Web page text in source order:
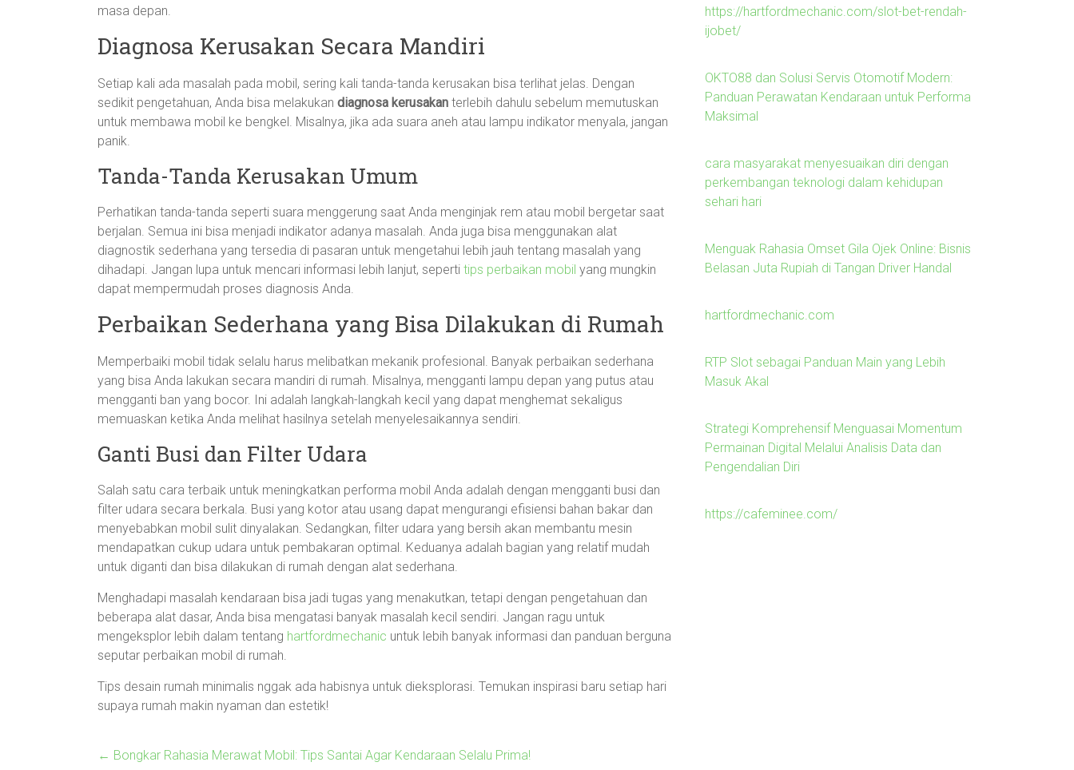
masa depan.
Diagnosa Kerusakan Secara Mandiri
Setiap kali ada masalah pada mobil, sering kali tanda-tanda kerusakan bisa terlihat jelas. Dengan
sedikit pengetahuan, Anda bisa melakukan diagnosa kerusakan terlebih dahulu sebelum memutuskan
untuk membawa mobil ke bengkel. Misalnya, jika ada suara aneh atau lampu indikator menyala, jangan
panik.
Tanda-Tanda Kerusakan Umum
Perhatikan tanda-tanda seperti suara menggerung saat Anda menginjak rem atau mobil bergetar saat
berjalan. Semua ini bisa menjadi indikator adanya masalah. Anda juga bisa menggunakan alat
diagnostik sederhana yang tersedia di pasaran untuk mengetahui lebih jauh tentang masalah yang
dihadapi. Jangan lupa untuk mencari informasi lebih lanjut, seperti tips perbaikan mobil yang mungkin
dapat mempermudah proses diagnosis Anda.
Perbaikan Sederhana yang Bisa Dilakukan di Rumah
Memperbaiki mobil tidak selalu harus melibatkan mekanik profesional. Banyak perbaikan sederhana
yang bisa Anda lakukan secara mandiri di rumah. Misalnya, mengganti lampu depan yang putus atau
mengganti ban yang bocor. Ini adalah langkah-langkah kecil yang dapat menghemat sekaligus
memuaskan ketika Anda melihat hasilnya setelah menyelesaikannya sendiri.
Ganti Busi dan Filter Udara
Salah satu cara terbaik untuk meningkatkan performa mobil Anda adalah dengan mengganti busi dan
filter udara secara berkala. Busi yang kotor atau usang dapat mengurangi efisiensi bahan bakar dan
menyebabkan mobil sulit dinyalakan. Sedangkan, filter udara yang bersih akan membantu mesin
mendapatkan cukup udara untuk pembakaran optimal. Keduanya adalah bagian yang relatif mudah
untuk diganti dan bisa dilakukan di rumah dengan alat sederhana.
Menghadapi masalah kendaraan bisa jadi tugas yang menakutkan, tetapi dengan pengetahuan dan
beberapa alat dasar, Anda bisa mengatasi banyak masalah kecil sendiri. Jangan ragu untuk
mengeksplor lebih dalam tentang hartfordmechanic untuk lebih banyak informasi dan panduan berguna
seputar perbaikan mobil di rumah.
Tips desain rumah minimalis nggak ada habisnya untuk dieksplorasi. Temukan inspirasi baru setiap hari
supaya rumah makin nyaman dan estetik!
← Bongkar Rahasia Merawat Mobil: Tips Santai Agar Kendaraan Selalu Prima!
https://hartfordmechanic.com/slot-bet-rendah-
ijobet/
OKTO88 dan Solusi Servis Otomotif Modern:
Panduan Perawatan Kendaraan untuk Performa
Maksimal
cara masyarakat menyesuaikan diri dengan
perkembangan teknologi dalam kehidupan
sehari hari
Menguak Rahasia Omset Gila Ojek Online: Bisnis
Belasan Juta Rupiah di Tangan Driver Handal
hartfordmechanic.com
RTP Slot sebagai Panduan Main yang Lebih
Masuk Akal
Strategi Komprehensif Menguasai Momentum
Permainan Digital Melalui Analisis Data dan
Pengendalian Diri
https://cafeminee.com/